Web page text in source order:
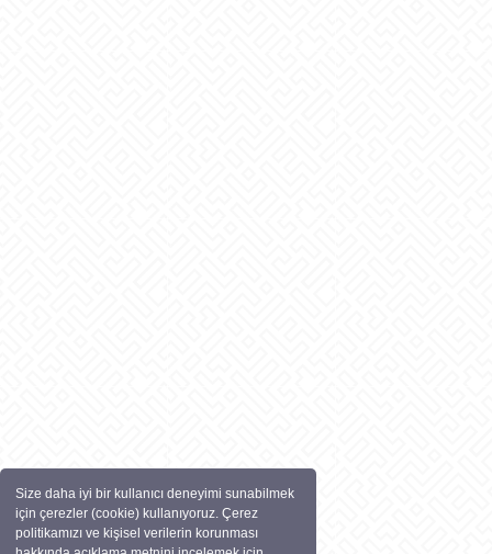
Size daha iyi bir kullanıcı deneyimi sunabilmek
için çerezler (cookie) kullanıyoruz. Çerez
politikamızı ve kişisel verilerin korunması